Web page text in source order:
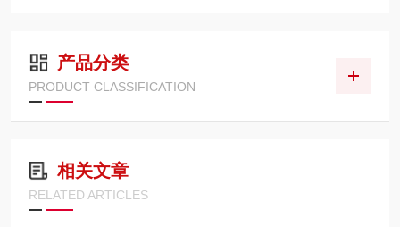
产品分类
PRODUCT CLASSIFICATION
相关文章
RELATED ARTICLES